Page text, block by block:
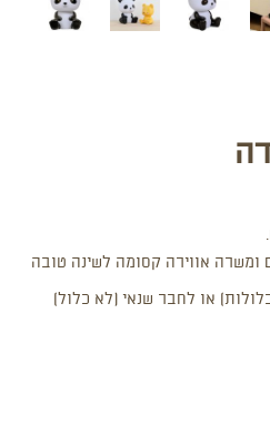
אווירה קסומה לשינה טובה
או לחבר שנאי (לא כלול)